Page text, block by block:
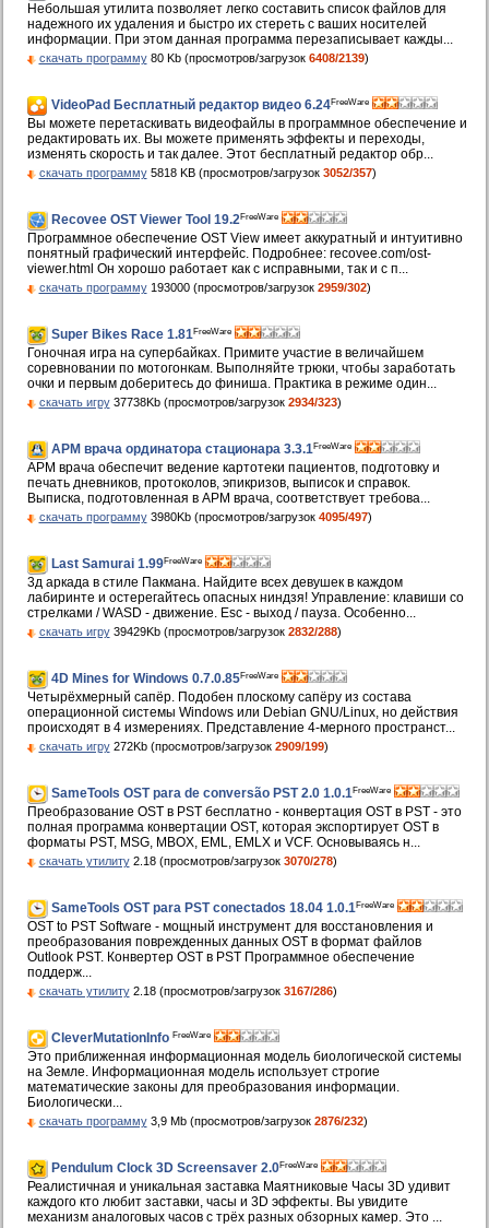
Небольшая утилита позволяет легко составить список файлов для
надежного их удаления и быстро их стереть с ваших носителей
информации. При этом данная программа перезаписывает кажды...
скачать программу80 Kb (просмотров/загрузок 6408/2139)
VideoPad Бесплатный редактор видео 6.24FreeWare
Вы можете перетаскивать видеофайлы в программное обеспечение и
редактировать их. Вы можете применять эффекты и переходы,
изменять скорость и так далее. Этот бесплатный редактор обр...
скачать программу5818 KB (просмотров/загрузок 3052/357)
Recovee OST Viewer Tool 19.2FreeWare
Программное обеспечение OST View имеет аккуратный и интуитивно
понятный графический интерфейс. Подробнее: recovee.com/ost-
viewer.html Он хорошо работает как с исправными, так и с п...
скачать программу193000 (просмотров/загрузок 2959/302)
Super Bikes Race 1.81FreeWare
Гоночная игра на супербайках. Примите участие в величайшем
соревновании по мотогонкам. Выполняйте трюки, чтобы заработать
очки и первым доберитесь до финиша. Практика в режиме один...
скачать игру37738Kb (просмотров/загрузок 2934/323)
АРМ врача ординатора стационара 3.3.1FreeWare
АРМ врача обеспечит ведение картотеки пациентов, подготовку и
печать дневников, протоколов, эпикризов, выписок и справок.
Выписка, подготовленная в АРМ врача, соответствует требова...
скачать программу3980Kb (просмотров/загрузок 4095/497)
Last Samurai 1.99FreeWare
3д аркада в стиле Пакмана. Найдите всех девушек в каждом
лабиринте и остерегайтесь опасных ниндзя! Управление: клавиши со
стрелками / WASD - движение. Esc - выход / пауза. Особенно...
скачать игру39429Kb (просмотров/загрузок 2832/288)
4D Mines for Windows 0.7.0.85FreeWare
Четырёхмерный сапёр. Подобен плоскому сапёру из состава
операционной системы Windows или Debian GNU/Linux, но действия
происходят в 4 измерениях. Представление 4-мерного пространст...
скачать игру272Kb (просмотров/загрузок 2909/199)
SameTools OST para de conversão PST 2.0 1.0.1FreeWare
Преобразование OST в PST бесплатно - конвертация OST в PST - это
полная программа конвертации OST, которая экспортирует OST в
форматы PST, MSG, MBOX, EML, EMLX и VCF. Основываясь н...
скачать утилиту2.18 (просмотров/загрузок 3070/278)
SameTools OST para PST conectados 18.04 1.0.1FreeWare
OST to PST Software - мощный инструмент для восстановления и
преобразования поврежденных данных OST в формат файлов
Outlook PST. Конвертер OST в PST Программное обеспечение
поддерж...
скачать утилиту2.18 (просмотров/загрузок 3167/286)
CleverMutationInfo FreeWare
Это приближенная информационная модель биологической системы
на Земле. Информационная модель использует строгие
математические законы для преобразования информации.
Биологически...
скачать программу3,9 Mb (просмотров/загрузок 2876/232)
Pendulum Clock 3D Screensaver 2.0FreeWare
Реалистичная и уникальная заставка Маятниковые Часы 3D удивит
каждого кто любит заставки, часы и 3D эффекты. Вы увидите
механизм аналоговых часов с трёх разных обзорных камер. Это ...